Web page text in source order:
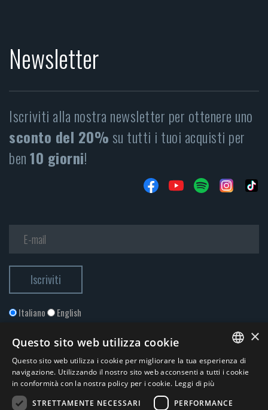
Newsletter
Iscriviti alla nostra newsletter per ottenere uno
sconto del 20%su tutti i tuoi acquisti per
ben10 giorni!
Italiano English
ITALIAN
×
Questo sito web utilizza cookie
Questo sito web utilizza i cookie per migliorare la tua esperienza di
navigazione. Utilizzando il nostro sito web acconsenti a tutti i cookie
in conformità con la nostra policy per i cookie. Leggi di più
STRETTAMENTE NECESSARI
PERFORMANCE